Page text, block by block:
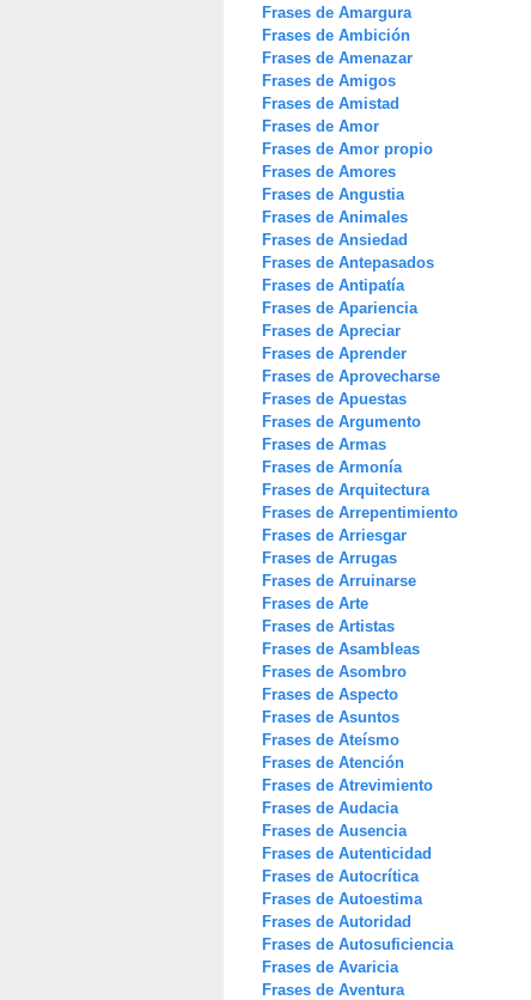
Frases de Amargura
Frases de Ambición
Frases de Amenazar
Frases de Amigos
Frases de Amistad
Frases de Amor
Frases de Amor propio
Frases de Amores
Frases de Angustia
Frases de Animales
Frases de Ansiedad
Frases de Antepasados
Frases de Antipatía
Frases de Apariencia
Frases de Apreciar
Frases de Aprender
Frases de Aprovecharse
Frases de Apuestas
Frases de Argumento
Frases de Armas
Frases de Armonía
Frases de Arquitectura
Frases de Arrepentimiento
Frases de Arriesgar
Frases de Arrugas
Frases de Arruinarse
Frases de Arte
Frases de Artistas
Frases de Asambleas
Frases de Asombro
Frases de Aspecto
Frases de Asuntos
Frases de Ateísmo
Frases de Atención
Frases de Atrevimiento
Frases de Audacia
Frases de Ausencia
Frases de Autenticidad
Frases de Autocrítica
Frases de Autoestima
Frases de Autoridad
Frases de Autosuficiencia
Frases de Avaricia
Frases de Aventura